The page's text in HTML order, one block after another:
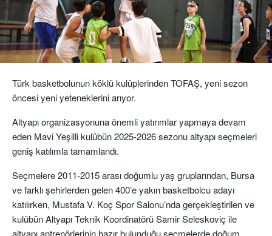
Türk basketbolunun köklü kulüplerinden TOFAŞ, yeni sezon
öncesi yeni yeteneklerini arıyor.
Altyapı organizasyonuna önemli yatırımlar yapmaya devam
eden Mavi Yeşilli kulübün 2025-2026 sezonu altyapı seçmeleri
geniş katılımla tamamlandı.
Seçmelere 2011-2015 arası doğumlu yaş gruplarından, Bursa
ve farklı şehirlerden gelen 400’e yakın basketbolcu adayı
katılırken, Mustafa V. Koç Spor Salonu’nda gerçekleştirilen ve
kulübün Altyapı Teknik Koordinatörü Samir Seleskoviç ile
altyapı antrenörlerinin hazır bulunduğu seçmelerde doğum